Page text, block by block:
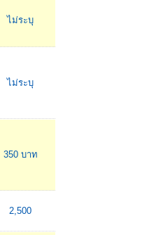
ไม่ระบุ
ไม่ระบุ
350 บาท
2,500